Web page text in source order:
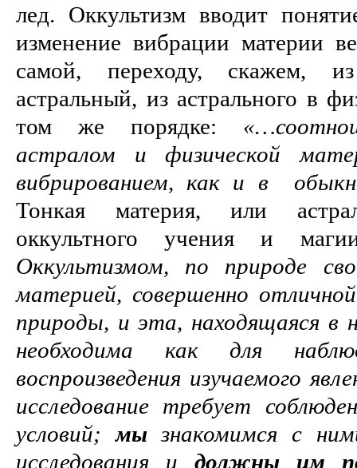
лед. Оккультизм вводит
изменение вибрации материи
самой, переходу, скажем,
астральный, из астрального в
том же порядке:
астралом и физической
вибрированием, как и в
Тонкая материя, или
оккультного учения и
Оккультизмом, по природе
материей, совершенно
природы, и эта, находящаяся в
необходима как для
воспроизведения изучаемого
исследование требует
условий;мызнакомимся с
исследования и должны им